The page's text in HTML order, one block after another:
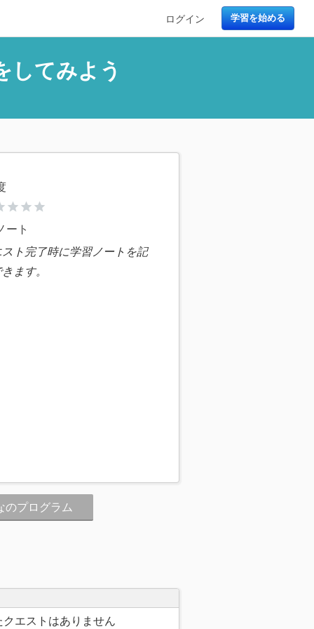
ログイン 学習を始める
してみよう
star star star
ート
スト完了時に学習ノートを記
ます。
のプログラム
エストはありません